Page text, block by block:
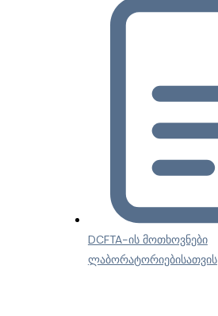
DCFTA-ის მოთხოვნები
ლაბორატორიებისათვის